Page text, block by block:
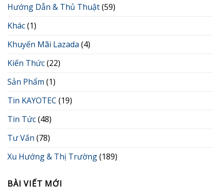
Hướng Dẫn & Thủ Thuật(59)
Khác(1)
Khuyến Mãi Lazada (4)
Kiến Thức(22)
Sản Phẩm (1)
Tin KAYOTEC (19)
Tin Tức(48)
Tư Vấn (78)
Xu Hướng & Thị Trường(189)
BÀI VIẾT MỚI